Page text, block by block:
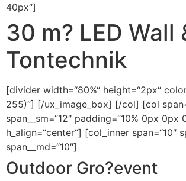
40px“]
30 m? LED Wall
Tontechnik
[divider width=“80%“ height=“2px“
255)“] [/ux_image_box] [/col] [col
span__sm=“12″ padding=“10% 0px 0px
h_align=“center“] [col_inner span=“10″
span__md=“10″]
Outdoor Gro?event